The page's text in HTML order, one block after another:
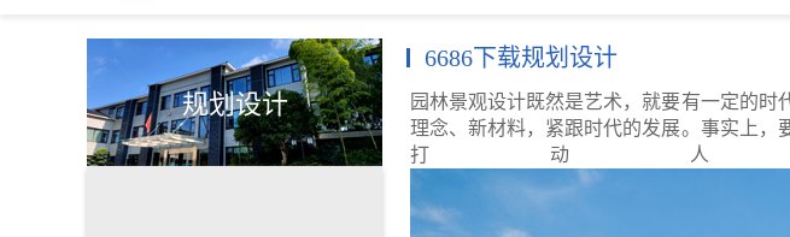
规划设计
6686下载规划设计
园林景观设计既然是艺术，就要有一定的
理念、新材料，紧跟时代的发展。事实上
打动